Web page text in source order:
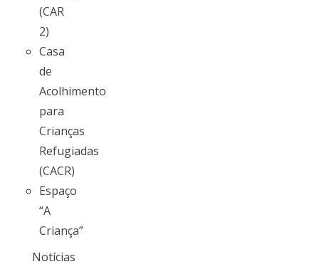
(CAR
2)
Casa
de
Acolhimento
para
Crianças
Refugiadas
(CACR)
Espaço
“A
Criança”
Notícias